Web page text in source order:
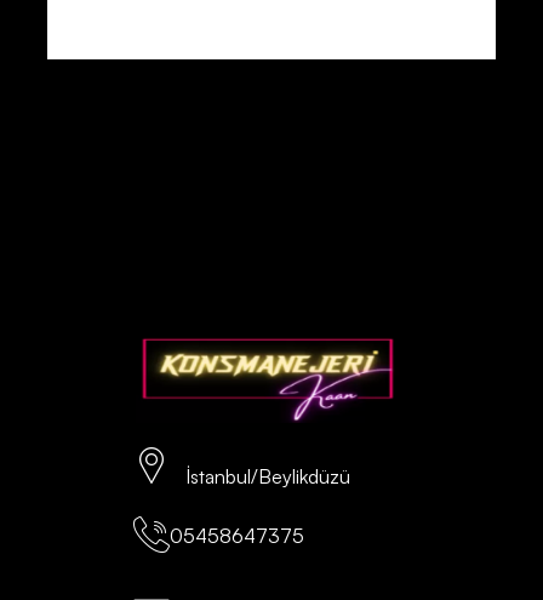
İstanbul/Beylikdüzü
05458647375